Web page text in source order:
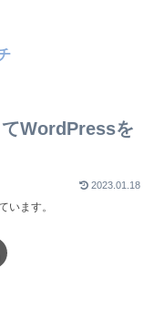
WordPressを
2023.01.18
います。